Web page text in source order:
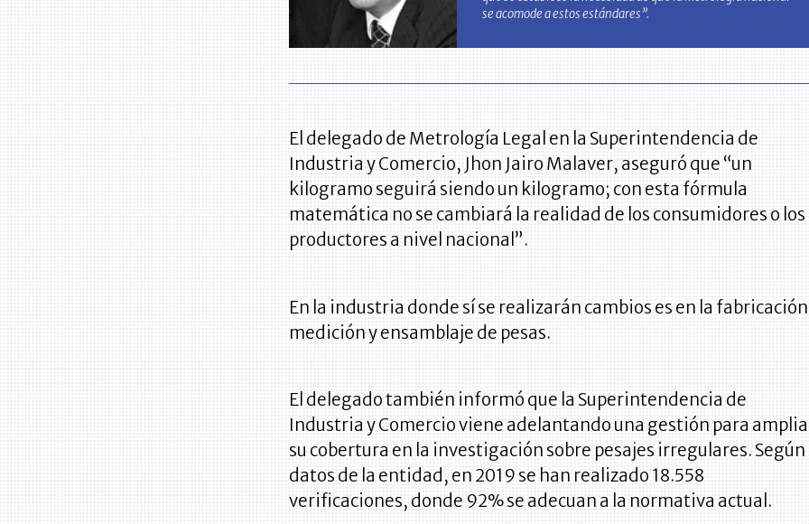
se acomode a estos estándares”.
El delegado de Metrología Legal en la Superintendencia de
Industria y Comercio, Jhon Jairo Malaver, aseguró que “un
kilogramo seguirá siendo un kilogramo; con esta fórmula
matemática no se cambiará la realidad de los consumidores o los
productores a nivel nacional”.
En la industria donde sí se realizarán cambios es en la
medición y ensamblaje de pesas.
El delegado también informó que la Superintendencia de
Industria y Comercio viene adelantando una gestión para
su cobertura en la investigación sobre pesajes irregulares. Según
datos de la entidad, en 2019 se han realizado 18.558
verificaciones, donde 92% se adecuan a la normativa actual.